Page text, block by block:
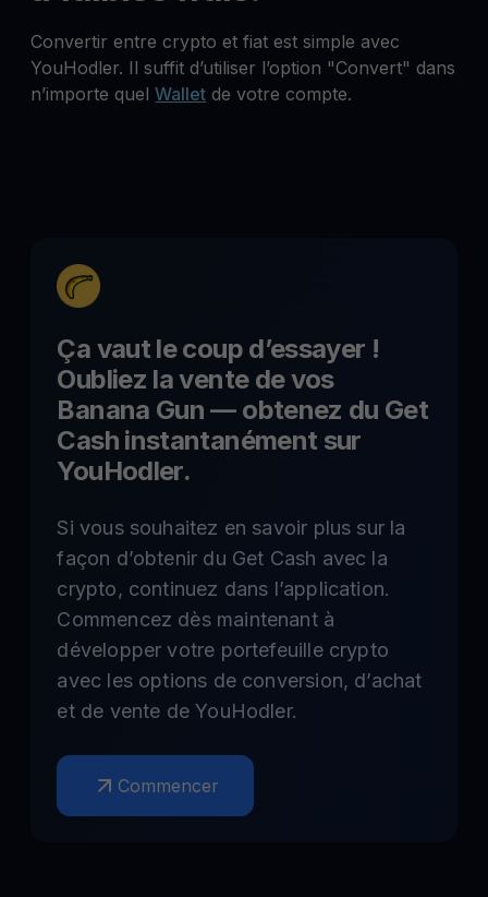
Convertir entre crypto et fiat est simple avec
YouHodler. Il suffit d’utiliser l’option "Convert" dans
n’importe quelWallet de votre compte.
Ça vaut le coup d’essayer !
Oubliez la vente de vos
Banana Gun — obtenez du Get
Cash instantanément sur
YouHodler.
Si vous souhaitez en savoir plus sur la
façon d’obtenir du Get Cash avec la
crypto, continuez dans l’application.
Commencez dès maintenant à
développer votre portefeuille crypto
avec les options de conversion, d’achat
et de vente de YouHodler.
Commencer